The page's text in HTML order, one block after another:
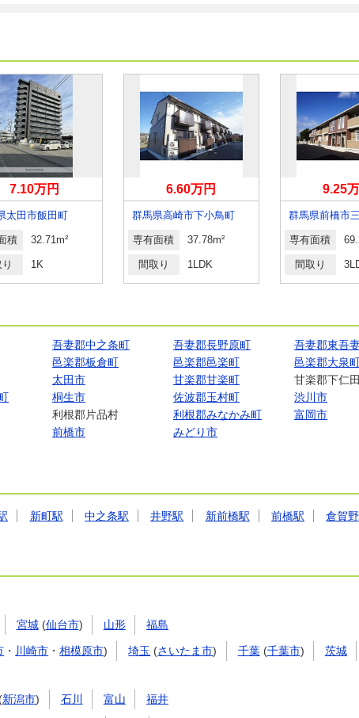
7.10万円
太田市飯田町
積 32.71m²
1K
6.60万円
群馬県高崎市下小鳥町
専有面積 37.78m²
間取り 1LDK
9.25
専有面積
間取り
吾妻郡中之条町 吾妻郡長野原町
吾妻郡東吾
邑楽郡板倉町 邑楽郡邑楽町
邑楽郡大泉
太田市 甘楽郡甘楽町
甘楽郡下仁
桐生市 佐波郡玉村町
渋川市
利根郡片品村 利根郡みなかみ町
富岡市
前橋市 みどり市
新町駅 中之条駅 井野駅 新前橋駅 前橋駅 倉賀
宮城(仙台市) 山形 福島
・ 川崎市 ・相模原市) 埼玉 (さいたま市) 千葉(千葉市) 茨城
(新潟市) 石川 富山 福井